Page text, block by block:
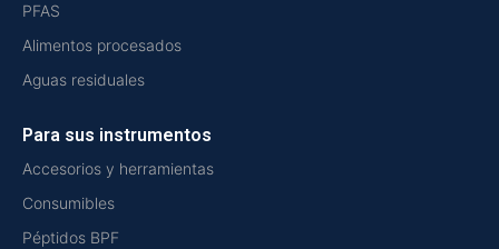
PFAS
Alimentos procesados
Aguas residuales
Para sus instrumentos
Accesorios y herramientas
Consumibles
Péptidos BPF